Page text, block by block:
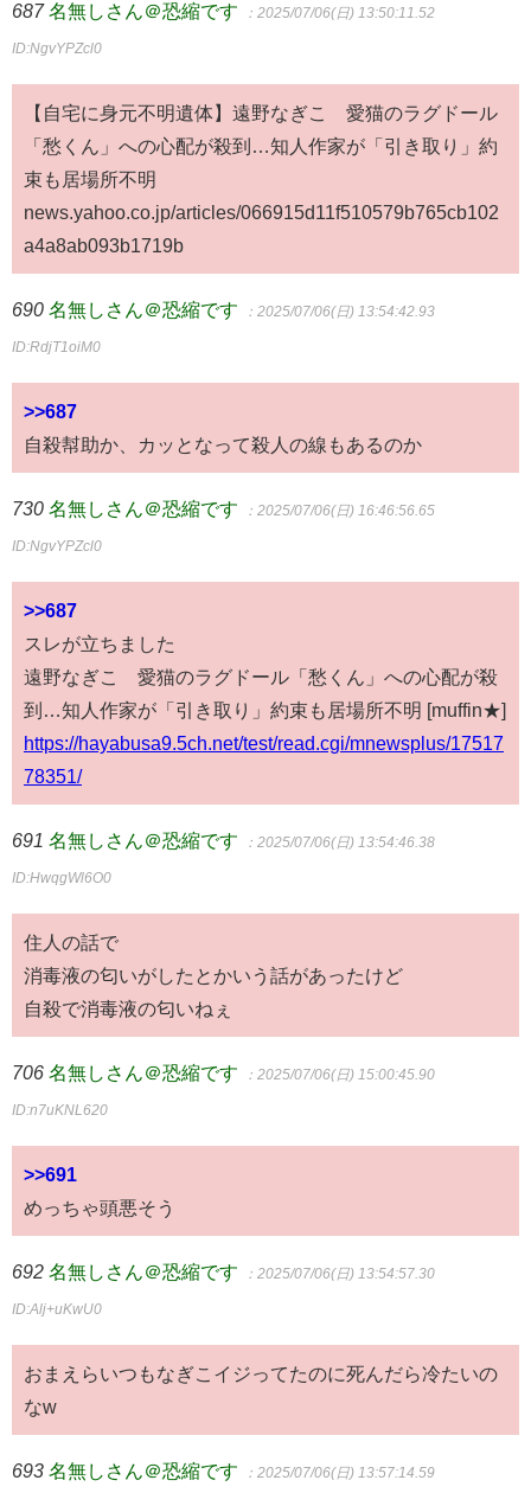
687 名無しさん＠恐縮です ：2025/07/06(日) 13:50:11.52
ID:NgvYPZcl0
【自宅に身元不明遺体】遠野なぎこ 愛猫のラグドール
「愁くん」への心配が殺到…知人作家が「引き取り」約
束も居場所不明
news.yahoo.co.jp/articles/066915d11f510579b765cb102
a4a8ab093b1719b
690 名無しさん＠恐縮です ：2025/07/06(日) 13:54:42.93
ID:RdjT1oiM0
>>687
自殺幇助か、カッとなって殺人の線もあるのか
730 名無しさん＠恐縮です ：2025/07/06(日) 16:46:56.65
ID:NgvYPZcl0
>>687
スレが立ちました
遠野なぎこ 愛猫のラグドール「愁くん」への心配が殺
到…知人作家が「引き取り」約束も居場所不明 [muffin★]
https://hayabusa9.5ch.net/test/read.cgi/mnewsplus/17517
78351/
691 名無しさん＠恐縮です ：2025/07/06(日) 13:54:46.38
ID:HwqgWl6O0
住人の話で
消毒液の匂いがしたとかいう話があったけど
自殺で消毒液の匂いねぇ
706 名無しさん＠恐縮です ：2025/07/06(日) 15:00:45.90
ID:n7uKNL620
>>691
めっちゃ頭悪そう
692 名無しさん＠恐縮です ：2025/07/06(日) 13:54:57.30
ID:Alj+uKwU0
おまえらいつもなぎこイジってたのに死んだら冷たいの
なw
693 名無しさん＠恐縮です ：2025/07/06(日) 13:57:14.59